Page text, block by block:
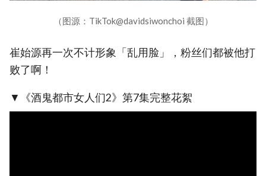
（图源：TikTok@davidsiwonchoi 截图）
崔始源再一次不计形象「乱用脸」，粉丝们都被他打
败了啊！
▼《酒鬼都市女人们2》第7集完整花絮